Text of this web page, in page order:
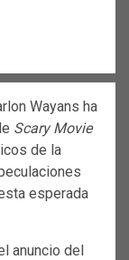
Wayans ha
Scary Movie
de la
esperada
anuncio del